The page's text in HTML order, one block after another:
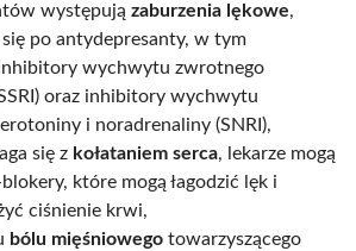
występują zaburzenia lękowe,
się po antydepresanty, w tym
wychwytu zwrotnego
oraz inhibitory wychwytu
i noradrenaliny (SNRI),
się z kołataniem serca, lekarze mogą
które mogą łagodzić lęk i
ciśnienie krwi,
bólu mięśniowego towarzyszącego